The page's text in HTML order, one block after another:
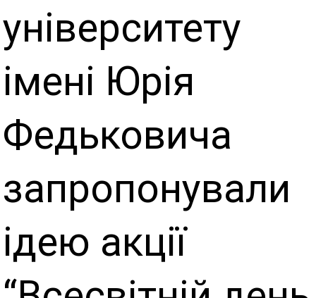
університету
імені Юрія
Федьковича
запропонували
ідею акції